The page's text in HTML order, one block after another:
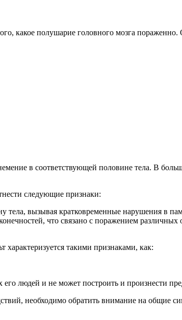
какое полушарие головного мозга
в соответствующей половине тела. В
следующие признаки:
тела, вызывая кратковременные нарушения в
что связано с поражением
характеризуется такими признаками, как:
людей и не может построить и произнести
необходимо обратить внимание на общие